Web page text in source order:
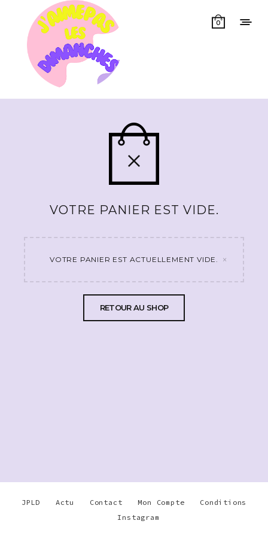
0
VOTRE PANIER EST VIDE.
VOTRE PANIER EST ACTUELLEMENT VIDE. ×
RETOUR AU SHOP
JPLD Actu Contact Mon Compte
Conditions
Instagram